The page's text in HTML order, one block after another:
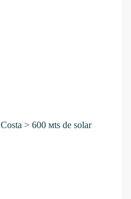
Costa > 600 мts de solar